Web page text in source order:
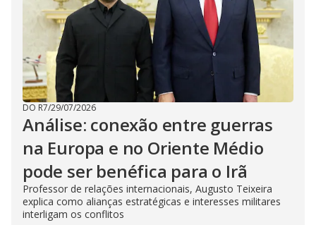
DO R7/29/07/2026
Análise: conexão entre guerras
na Europa e no Oriente Médio
pode ser benéfica para o Irã
Professor de relações internacionais, Augusto Teixeira
explica como alianças estratégicas e interesses militares
interligam os conflitos